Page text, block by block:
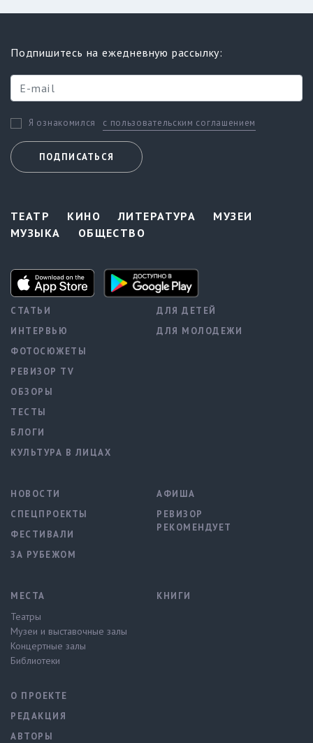
Подпишитесь на ежедневную рассылку:
Я ознакомился с пользовательским соглашением
ПОДПИСАТЬСЯ
ТЕАТР КИНО ЛИТЕРАТУРА
МУЗЕИ
МУЗЫКА
ОБЩЕСТВО
СТАТЬИ
ИНТЕРВЬЮ
ФОТОСЮЖЕТЫ
РЕВИЗОР TV
ОБЗОРЫ
ТЕСТЫ
БЛОГИ
КУЛЬТУРА В ЛИЦАХ
ДЛЯ ДЕТЕЙ
ДЛЯ МОЛОДЕЖИ
НОВОСТИ
СПЕЦПРОЕКТЫ
ФЕСТИВАЛИ
ЗА РУБЕЖОМ
АФИША
РЕВИЗОР
РЕКОМЕНДУЕТ
МЕСТА
Театры
Музеи и выставочные залы
Концертные залы
Библиотеки
КНИГИ
О ПРОЕКТЕ
РЕДАКЦИЯ
АВТОРЫ